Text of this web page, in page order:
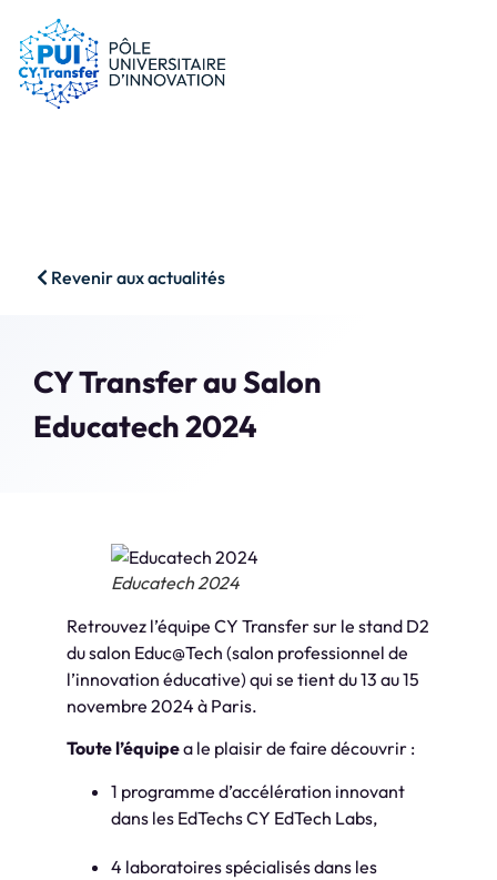
Revenir aux actualités
CY Transfer au Salon
Educatech 2024
Educatech 2024
Retrouvez l’équipe CY Transfer sur le stand D2
du salon Educ@Tech (salon professionnel de
l’innovation éducative) qui se tient du 13 au 15
novembre 2024 à Paris.
Toute l’équipea le plaisir de faire découvrir :
1 programme d’accélération innovant
dans les EdTechs CY EdTech Labs,
4 laboratoires spécialisés dans les